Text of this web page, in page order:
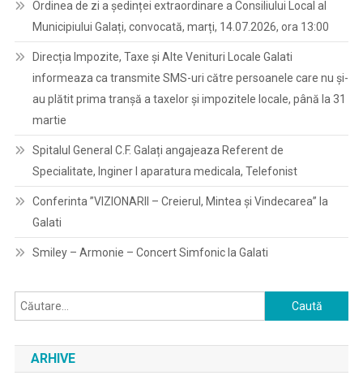
Ordinea de zi a ședinței extraordinare a Consiliului Local al
Municipiului Galați, convocată, marți, 14.07.2026, ora 13:00
Direcția Impozite, Taxe și Alte Venituri Locale Galati
informeaza ca transmite SMS-uri către persoanele care nu și-
au plătit prima tranșă a taxelor și impozitele locale, până la 31
martie
Spitalul General C.F. Galați angajeaza Referent de
Specialitate, Inginer I aparatura medicala, Telefonist
Conferinta ”VIZIONARII – Creierul, Mintea și Vindecarea” la
Galati
Smiley – Armonie – Concert Simfonic la Galati
Caută
după:
ARHIVE